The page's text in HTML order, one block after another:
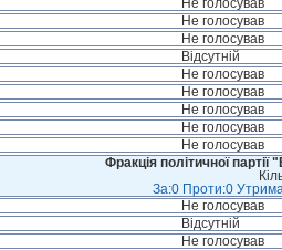
Не голосував
Не голосував
Не голосував
Відсутній
Не голосував
Не голосував
Не голосував
Не голосував
Не голосував
Фракція політичної
За:0 Проти:0
Не голосував
Відсутній
Не голосував